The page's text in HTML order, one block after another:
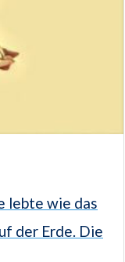
lebte wie das
der Erde. Die